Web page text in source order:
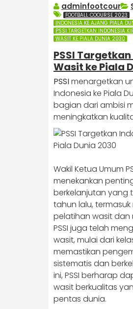
adminfootcour
FOOTBALL COOURSE 2023
INDONESIA KE AJANG PIALA
PSSI TARGETKAN INDONESIA
WASIT KE PIALA DUNIA 2030
PSSI
Wasit ke Piala
PSSImenargetkan
Indonesia ke Piala
bagian dari ambisi
meningkatkan
Wakil Ketua Umum
menekankan
berkelanjutan yang
tahun lalu,
pelatihan wasit dan
PSSI juga telah
wasit, mulai dari
memastikan
sistematis dan
ini, PSSI berharap
wasit berkualitas
pentas dunia.